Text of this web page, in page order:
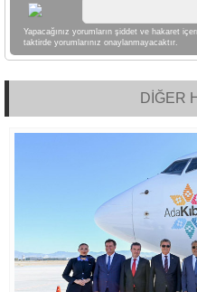
Yapacağınız yorumların şiddet ve hakaret
taktirde yorumlarınız onaylanmayacaktır.
DİĞER